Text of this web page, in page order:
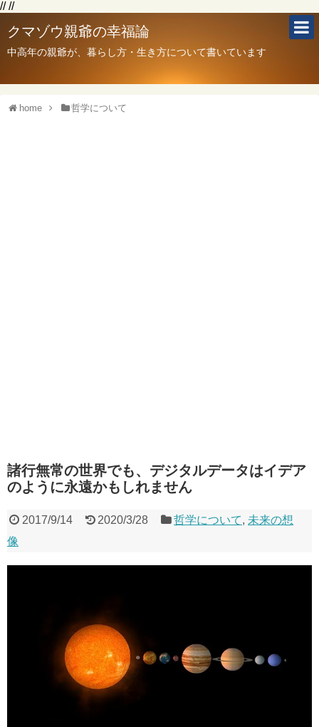
// //
クマゾウ親爺の幸福論
中高年の親爺が、暮らし方・生き方について書いています
home 哲学について
諸行無常の世界でも、デジタルデータはイデア
のように永遠かもしれません
2017/9/14 2020/3/28 哲学について, 未来の想
像